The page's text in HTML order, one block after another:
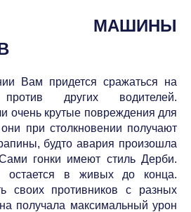
МАШИНЫ
Вам придется сражаться на
других водителей.
очень крутые повреждения для
при столкновении получают
будто авария произошла
гонки имеют стиль Дерби.
остается в живых до конца.
своих противников с разных
получала максимальный урон